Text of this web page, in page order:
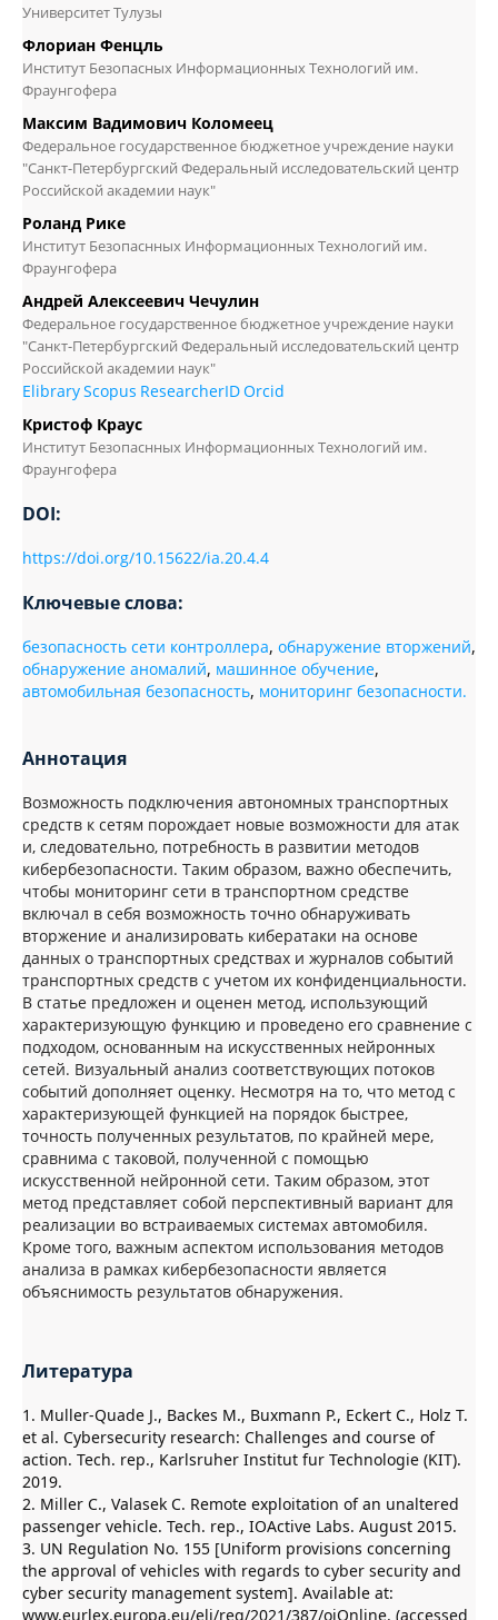
Университет Тулузы
Флориан Фенцль
Институт Безопасных Информационных Технологий им.
Фраунгофера
Максим Вадимович Коломеец
Федеральное государственное бюджетное учреждение науки
"Санкт-Петербургский Федеральный исследовательский центр
Российской академии наук"
Роланд Рике
Институт Безопаснных Информационных Технологий им.
Фраунгофера
Андрей Алексеевич Чечулин
Федеральное государственное бюджетное учреждение науки
"Санкт-Петербургский Федеральный исследовательский центр
Российской академии наук"
ElibraryScopus ResearcherIDOrcid
Кристоф Краус
Институт Безопаснных Информационных Технологий им.
Фраунгофера
DOI:
https://doi.org/10.15622/ia.20.4.4
Ключевые слова:
безопасность сети контроллера, обнаружение вторжений,
обнаружение аномалий, машинное обучение,
автомобильная безопасность, мониторинг безопасности.
Аннотация
Возможность подключения автономных транспортных
средств к сетям порождает новые возможности для атак
и, следовательно, потребность в развитии методов
кибербезопасности. Таким образом, важно обеспечить,
чтобы мониторинг сети в транспортном средстве
включал в себя возможность точно обнаруживать
вторжение и анализировать кибератаки на основе
данных о транспортных средствах и журналов событий
транспортных средств с учетом их конфиденциальности.
В статье предложен и оценен метод, использующий
характеризующую функцию и проведено его сравнение с
подходом, основанным на искусственных нейронных
сетей. Визуальный анализ соответствующих потоков
событий дополняет оценку. Несмотря на то, что метод с
характеризующей функцией на порядок быстрее,
точность полученных результатов, по крайней мере,
сравнима с таковой, полученной с помощью
искусственной нейронной сети. Таким образом, этот
метод представляет собой перспективный вариант для
реализации во встраиваемых системах автомобиля.
Кроме того, важным аспектом использования методов
анализа в рамках кибербезопасности является
объяснимость результатов обнаружения.
Литература
1. Muller-Quade J., Backes M., Buxmann P., Eckert C., Holz T.
et al. Cybersecurity research: Challenges and course of
action. Tech. rep., Karlsruher Institut fur Technologie (KIT).
2019.
2. Miller C., Valasek C. Remote exploitation of an unaltered
passenger vehicle. Tech. rep., IOActive Labs. August 2015.
3. UN Regulation No. 155 [Uniform provisions concerning
the approval of vehicles with regards to cyber security and
cyber security management system]. Available at:
www.eurlex.europa.eu/eli/reg/2021/387/ojOnline. (accessed